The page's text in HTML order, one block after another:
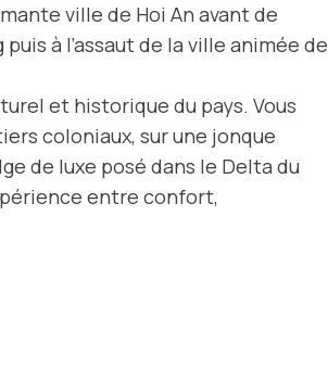
ville de Hoi An avant de
à l’assaut de la ville animée de
et historique du pays. Vous
coloniaux, sur une jonque
de luxe posé dans le Delta du
entre confort,